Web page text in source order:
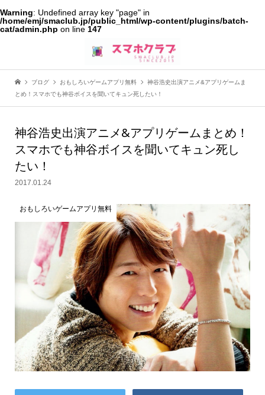
Warning: Undefined array key "page" in
/home/emj/smaclub.jp/public_html/wp-content/plugins/batch-
cat/admin.php on line 147
ブログ おもしろいゲームアプリ無料
神谷浩史出演アニメ&アプリゲームま
とめ！スマホでも神谷ボイスを聞いてキュン死したい！
神谷浩史出演アニメ&アプリゲームまとめ！
スマホでも神谷ボイスを聞いてキュン死し
たい！
2017.01.24
おもしろいゲームアプリ無料